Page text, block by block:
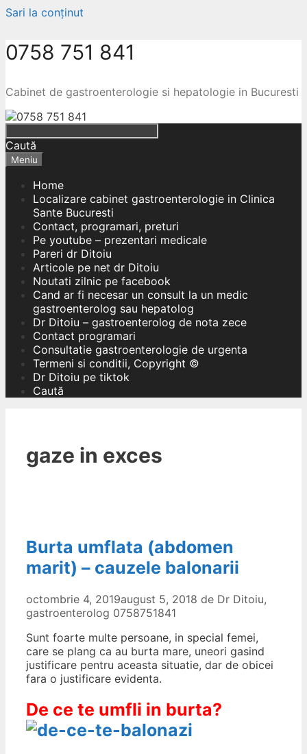
Sari la conținut
0758 751 841
Cabinet de gastroenterologie si hepatologie in Bucuresti
Caută
Meniu
Home
Localizare cabinet gastroenterologie in Clinica
Sante Bucuresti
Contact, programari, preturi
Pe youtube – prezentari medicale
Pareri dr Ditoiu
Articole pe net dr Ditoiu
Noutati zilnic pe facebook
Cand ar fi necesar un consult la un medic
gastroenterolog sau hepatolog
Dr Ditoiu – gastroenterolog de nota zece
Contact programari
Consultatie gastroenterologie de urgenta
Termeni si conditii, Copyright ©
Dr Ditoiu pe tiktok
Caută
gaze in exces
Burta umflata (abdomen
marit) – cauzele balonarii
octombrie 4, 2019august 5, 2018 de Dr Ditoiu,
gastroenterolog 0758751841
Sunt foarte multe persoane, in special femei,
care se plang ca au burta mare, uneori gasind
justificare pentru aceasta situatie, dar de obicei
fara o justificare evidenta.
De ce te umfli in burta?